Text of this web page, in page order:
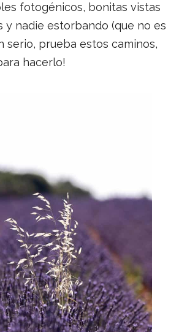
fotogénicos, bonitas vistas
y nadie estorbando (que no es
serio, prueba estos caminos,
hacerlo!